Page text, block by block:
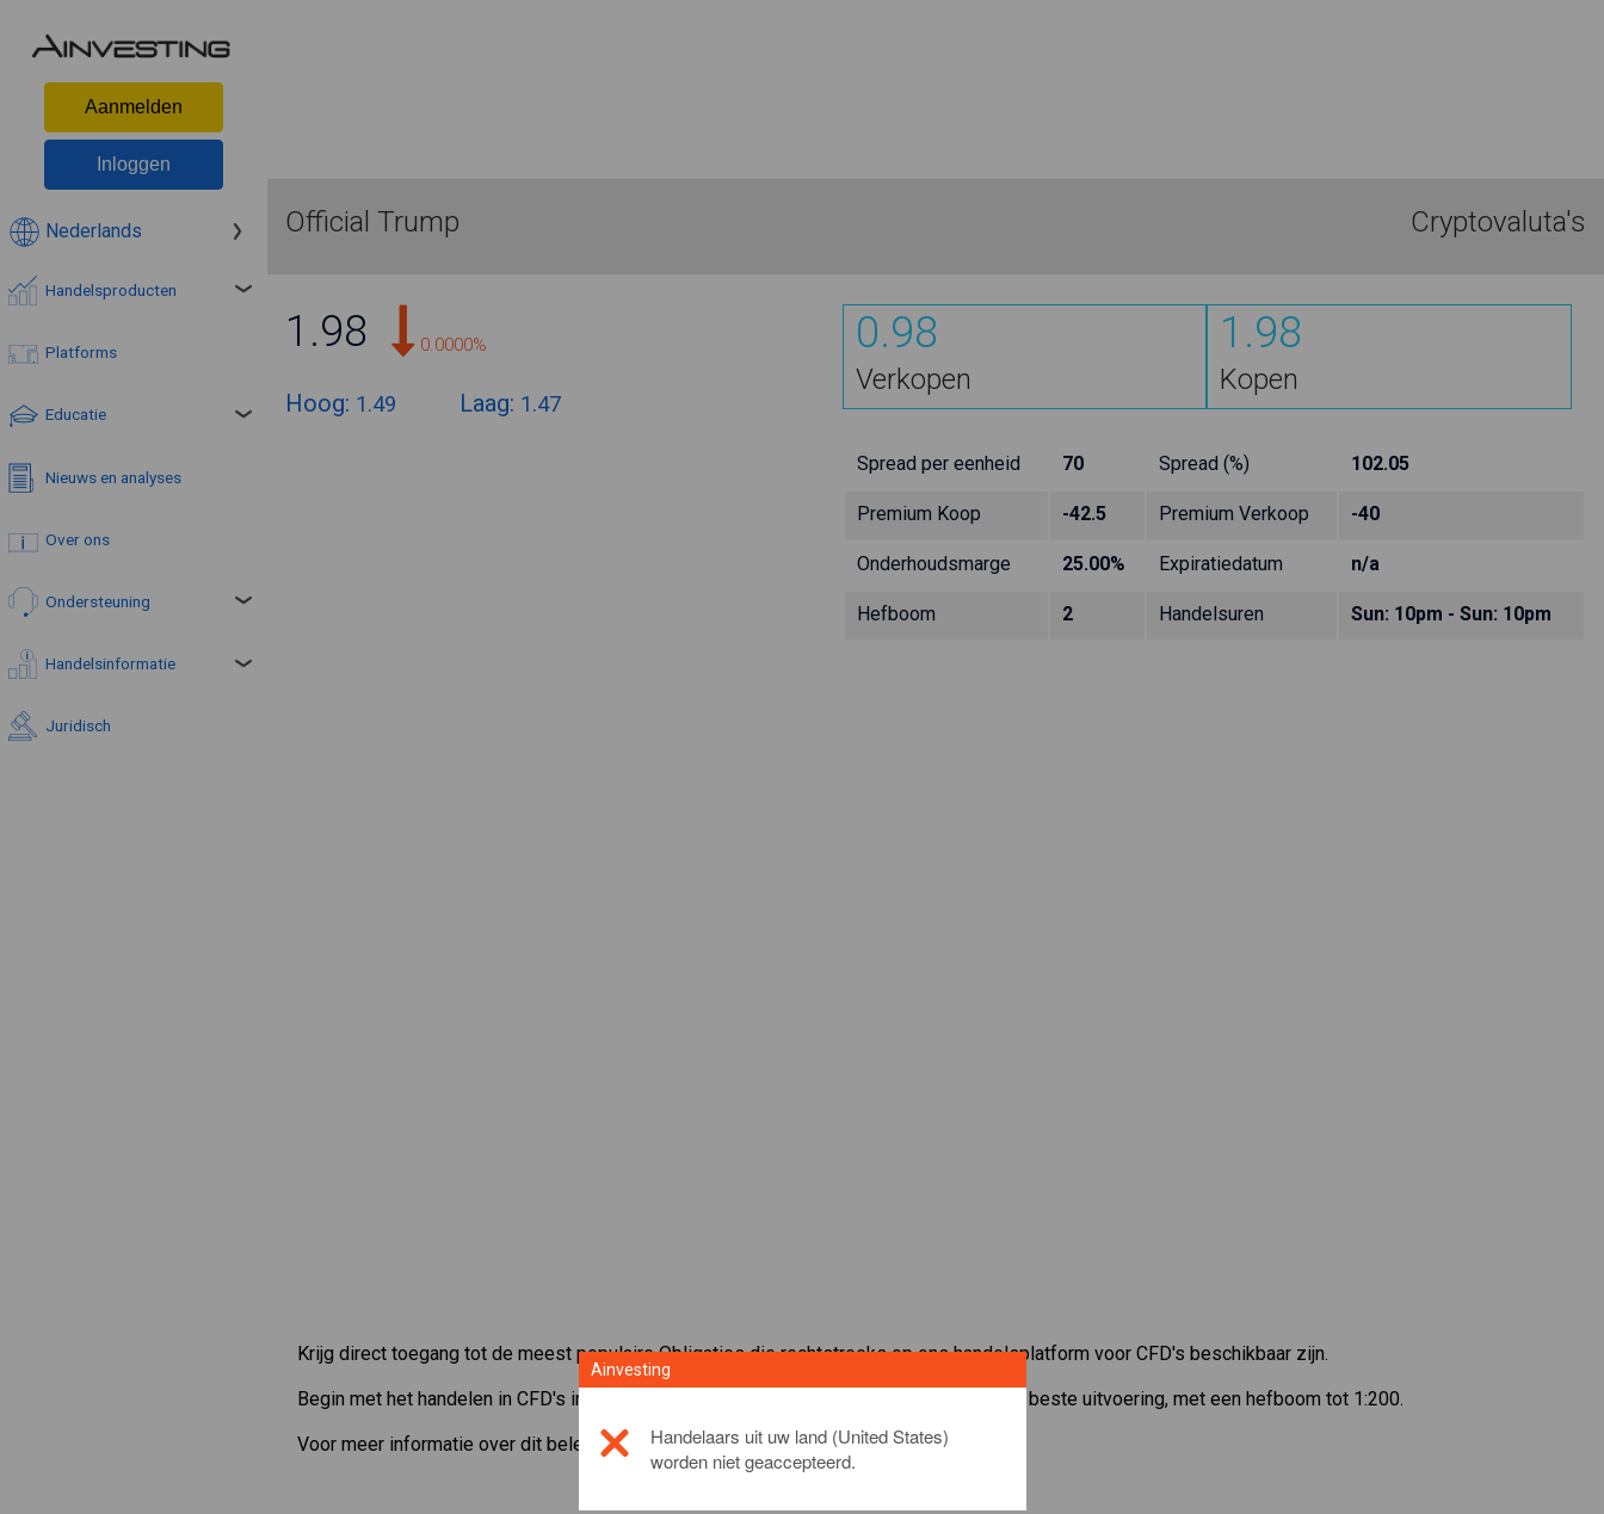
Aanmelden
Inloggen
Nederlands
Handelsproducten
Platforms
Educatie
Nieuws en analyses
Over ons
Ondersteuning
Handelsinformatie
Juridisch
Official Trump Cryptovaluta's
1.98 0.0000%
Hoog: 1.49 Laag: 1.47
0.98
Verkopen
1.98
Kopen
Spread per eenheid 70 Spread (%) 102.05
Premium Koop -42.5 Premium Verkoop -40
Onderhoudsmarge 25.00% Expiratiedatum n/a
Hefboom 2 Handelsuren Sun: 10pm - Sun: 10pm
Krijg direct toegang tot de meest populaire Obligaties die rechtstreeks op ons handelsplatform voor CFD's beschikbaar zijn.
Begin met het handelen in CFD's in
met een minimum onderhoudsmarge, beste uitvoering, met een hefboom tot 1:200.
Voor meer informatie over dit beleggingsproduct, gelieveKlik hier
Ainvesting
Handelaars uit uw land (United States)
worden niet geaccepteerd.